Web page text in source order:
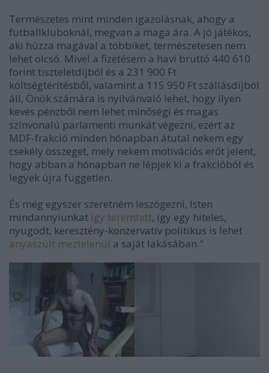
Természetes mint minden igazolásnak, ahogy a
futballkluboknál, megvan a maga ára. A jó játékos,
aki húzza magával a többiket, természetesen nem
lehet olcsó. Mivel a fizetésem a havi bruttó 440 610
forint tiszteletdíjból és a 231 900 Ft
költségtérítésből, valamint a 115 950 Ft szállásdíjból
áll, Önök számára is nyilvánvaló lehet, hogy ilyen
kevés pénzből nem lehet minőségi és magas
színvonalú parlamenti munkát végezni, ezért az
MDF-frakció minden hónapban átutal nekem egy
csekély összeget, mely nekem motivációs erőt jelent,
hogy abban a hónapban ne lépjek ki a frakcióból és
legyek újra független.
És még egyszer szeretném leszögezni, Isten
mindannyiunkat így teremtett, így egy hiteles,
nyugodt, keresztény-konzervatív politikus is lehet
anyaszült meztelenül a saját lakásában."